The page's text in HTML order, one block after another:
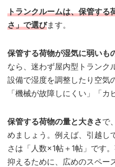
トランクルームは、保管する
さ」で選びます。
保管する荷物が湿気に弱いも
なら、迷わず屋内型トランク
設備で湿度を調整したり空気
「機械が故障しにくい」「カ
保管する荷物の量と大きさで
めましょう。例えば、引越し
さは「人数×1帖＋1帖」です
抑えるために、広めのスペー